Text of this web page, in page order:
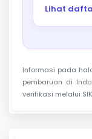
Lihat
Informasi pada
pembaruan di
verifikasi melalui